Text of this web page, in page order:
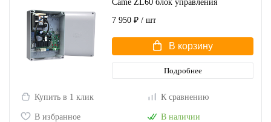
Came ZL60 блок управления
7 950 ₽ / шт
В корзину
Подробнее
Купить в 1 клик К сравнению
В избранное В наличии